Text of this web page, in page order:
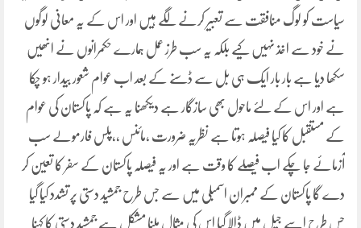
سیاست کو لوگ منافقت سے تعبیر کرنے لگے ہیں اور اس کے یہ معانی لوگوں
نے خود سے اخذ نہیں کیے بلکہ یہ سب طرز عمل ہمارے حکمرانوں نے انھیں
سکھا دیا ہے بار بار ایک ہی بل سے ڈسنے کے بعد اب عوام شعور بیدار ہو چکا
ہے اور اس کے لئے ماحول بھی سازگار ہے دیکھنا یہ ہے کہ پاکستان کی عوام
کے مستقبل کا کیا فیصلہ ہوتا ہے نظریہ ضرورت ،مائنس ،،پلس فارمولے سب
آزمائے جا چکے اب فیصلے کا وقت ہے اور یہ فیصلہ پاکستان کے سفر کا تعین کر
دے گا پاکستان کے ممبران اسمبلی میں سے جس طرح جمشید دستی پر تشدد کیا گیا
جس طرح اسے جیل میں ڈالا گیا اس کی مثال ملنا مشکل ہے جمشید دستی کا کہنا